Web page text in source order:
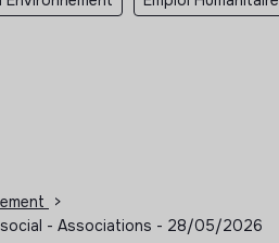
>
social - Associations - 28/05/2026